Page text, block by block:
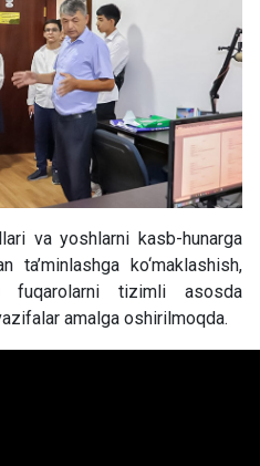
va yoshlarni kasb-hunarga
ko‘maklashish,
fuqarolarni tizimli asosda
amalga oshirilmoqda.